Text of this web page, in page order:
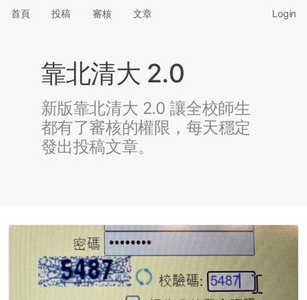
首頁 投稿 審核 文章 Login
靠北清大 2.0
新版靠北清大 2.0 讓全校師生
都有了審核的權限，每天穩定
發出投稿文章。